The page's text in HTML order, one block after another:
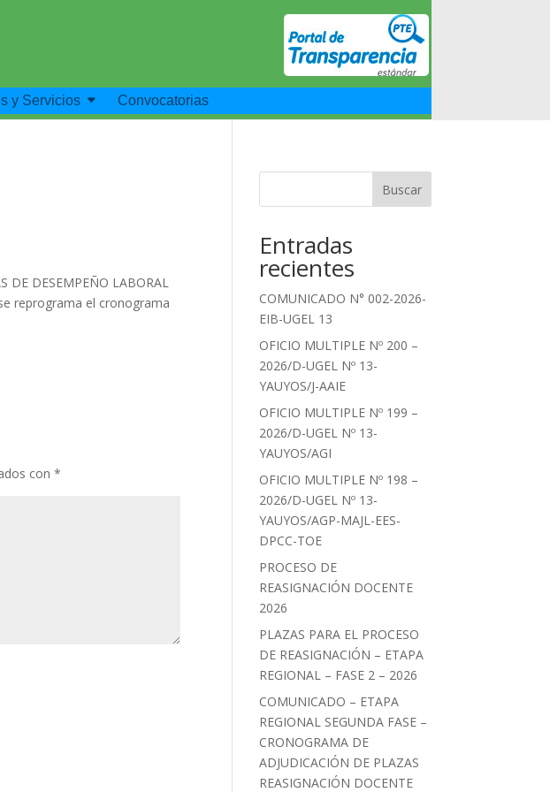
y Servicios Convocatorias
DE DESEMPEÑO LABORAL
reprograma el cronograma
con*
Buscar
Entradas
recientes
COMUNICADO N° 002-2026-
EIB-UGEL 13
OFICIO MULTIPLE Nº 200 –
2026/D-UGEL Nº 13-
YAUYOS/J-AAIE
OFICIO MULTIPLE Nº 199 –
2026/D-UGEL Nº 13-
YAUYOS/AGI
OFICIO MULTIPLE Nº 198 –
2026/D-UGEL Nº 13-
YAUYOS/AGP-MAJL-EES-
DPCC-TOE
PROCESO DE
REASIGNACIÓN DOCENTE
2026
PLAZAS PARA EL PROCESO
DE REASIGNACIÓN – ETAPA
REGIONAL – FASE 2 – 2026
COMUNICADO – ETAPA
REGIONAL SEGUNDA FASE –
CRONOGRAMA DE
ADJUDICACIÓN DE PLAZAS
REASIGNACIÓN DOCENTE